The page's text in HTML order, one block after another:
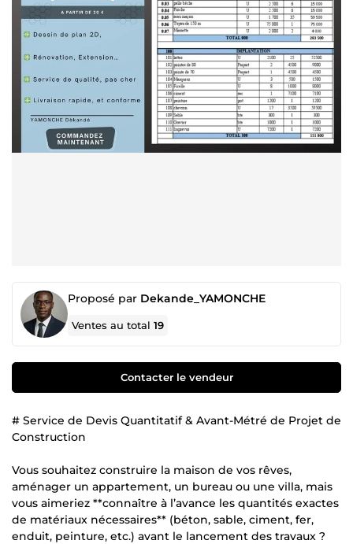
Proposé par Dekande_YAMONCHE
Ventes au total19
Contacter le vendeur
# Service de Devis Quantitatif & Avant-Métré de Projet de
Construction
Vous souhaitez construire la maison de vos rêves,
aménager un appartement, un bureau ou une villa, mais
vous aimeriez **connaître à l’avance les quantités exactes
de matériaux nécessaires** (béton, sable, ciment, fer,
enduit, peinture, etc.) avant le lancement des travaux ?